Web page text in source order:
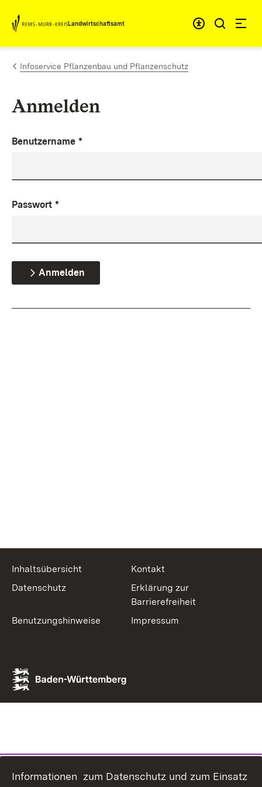
Zum Inhalt springen
Landwirtschaftsamt
Infoservice Pflanzenbau und Pflanzenschutz
Anmelden
Benutzername *
Passwort *
Anmelden
Inhaltsübersicht
Kontakt
Datenschutz
Erklärung zur
Barrierefreiheit
Benutzungshinweise
Impressum
Informationen zum Datenschutz und zum Einsatz